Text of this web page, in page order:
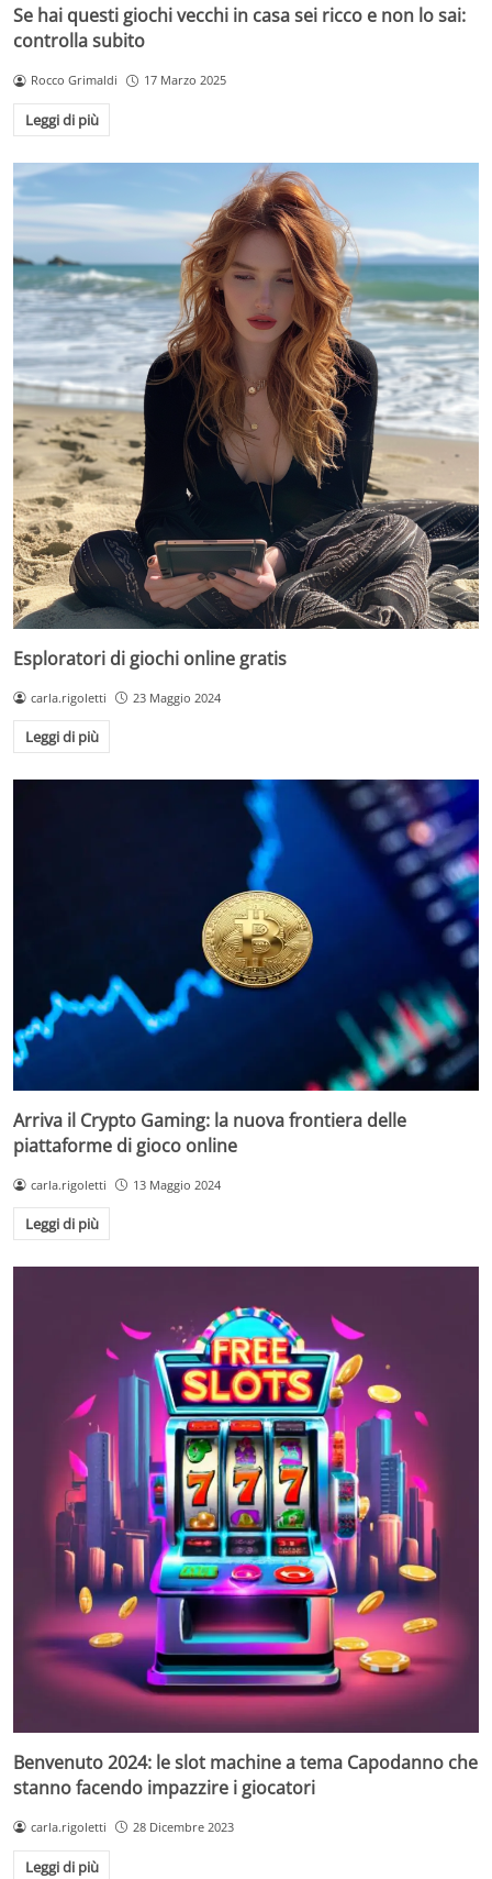
Se hai questi giochi vecchi in casa sei ricco e non lo sai:
controlla subito
Rocco Grimaldi 17 Marzo 2025
Leggi di più
Esploratori di giochi online gratis
carla.rigoletti 23 Maggio 2024
Leggi di più
Arriva il Crypto Gaming: la nuova frontiera delle
piattaforme di gioco online
carla.rigoletti 13 Maggio 2024
Leggi di più
Benvenuto 2024: le slot machine a tema Capodanno che
stanno facendo impazzire i giocatori
carla.rigoletti 28 Dicembre 2023
Leggi di più